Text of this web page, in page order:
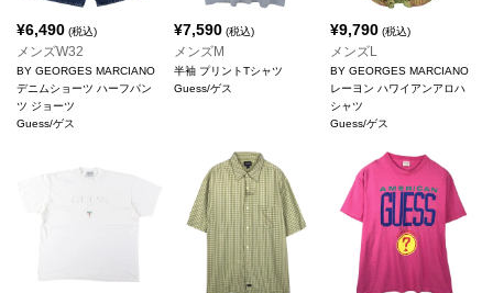
¥6,490 (税込)
メンズW32
BY GEORGES MARCIANO
デニムショーツ ハーフパン
ツ ジョーツ
Guess/ゲス
¥7,590(税込)
メンズM
半袖 プリントTシャツ
Guess/ゲス
¥9,790 (税込)
メンズL
BY GEORGES MARCIANO
レーヨン ハワイアンアロハ
シャツ
Guess/ゲス